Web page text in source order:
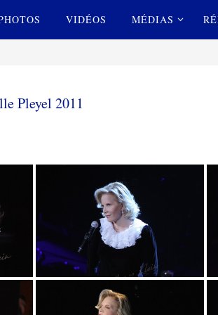
VIDÉOS MÉDIAS
Pleyel 2011